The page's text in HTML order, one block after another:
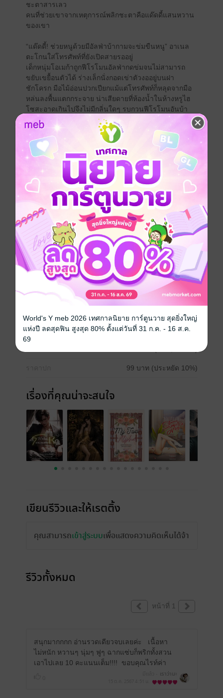
ชะตาสารเลว
คนที่ช่วยเขาจากเหตุการณ์พลิกชะตาคือแด๊ดดี้แสนหวาน
ของเขา
“แด๊ดดี้! ช่วยหนูด้วยมีอัลฟ่าบ้ากามจะข่มขืนหนู” อาเนล
ตะโกนใส่โทรศัพท์ที่ยังเปิดสายรออยู่
เด็กหนุ่มโอเมก้าถูกฟีโรโมนอัลฟ่ากดข่มจนไม่สามารถ
ขยับเขยื้อนตัวได้ ร่างเล็กนั่งกอดเข่าตัวงออยู่บนฝา
ชักโครก มือไม้อ่อนปวกเปียกแม้แต่โทรศัพท์ก็หลุดจากมือ
หล่นลงพื้นแตกกระจาย น่าเสียดายที่ห้องน้ำในห้างหรูไฮ
โซสะอาดเกินไปจึงไม่มีกลิ่นใดๆ รบกวนฟีโรโมนอันบ้า
คลั่งเลยแม้แต่น้อย
เป้ากางเกงขาสั้นสีครีมของเด็กหนุ่มโอเมก้าเริ่มมีคราบน้ำ
เปรอะเปื้อนเป็นด่างดวงจากน้ำหล่อลื่นที่หลั่งออกมารอรับ
อัลฟ่าคู่แห่งโชคชะตาที่กำลังรัตเพราะได้กลิ่นโอเมก้า
อัลฟ่าตัวโตย่างสามขุมเข้าหาโอเมก้าที่เป็นเหมือน
กระต่ายน้อยขี้ตื่นน่าขย้ำกลืนลงท้องไปทั้งตัว
“ไม่! ถอยออกไปนะ คุณเป็นมนุษย์ไม่ใช่สัตว์ที่สมสู่ไม่เลือก
หน้า มนุษย์ที่มีสติสัมปชัญญะและเหตุผล คุณตั้งสติหน่อย
สิ!”
นิยายโอเมก้าเวิร์ส ท้องได้ โปรดอ่านตัวอย่างก่อนซื้อค่า
จักรวาลใจกำมือ
Boy love / Yaoi
วันที่วางขาย 17 พฤศจิกายน 2565
99 บาท (ประหยัด 10%)
เรื่องที่คุณน่าจะสนใจ
เขียนรีวิวและให้เรตติ้ง
คุณสามารถเข้าสู่ระบบเพื่อแสดงความคิดเห็นได้จ้า
รีวิวทั้งหมด
หน้าที่ 1
สนุกมากกกก อ่านรวดเดียวจบเลยค่ะ เนื้อหา
ไม่หนัก หวานๆ นุ่มๆ ฟูๆ ฉากแซ่บก็พริกทั้งสวน
เอาไปเลย 10 คะแนนเต็ม!!!! ขอบคุณไรท์ค่า
เราว่านะ
World's Y meb 2026 เทศกาลนิยาย การ์ตูนวาย สุดยิ่งใหญ่
แห่งปี ลดสุดฟิน สูงสุด 80% ตั้งแต่วันที่ 31 ก.ค. - 16 ส.ค.
69